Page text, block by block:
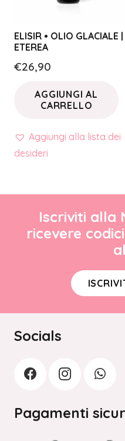
ELISIR • OLIO GLACIALE |
ETEREA
€26,90
AGGIUNGI AL
CARRELLO
Aggiungi alla lista dei
desideri
Iscriviti alla
ricevere
Socials
Pagamenti